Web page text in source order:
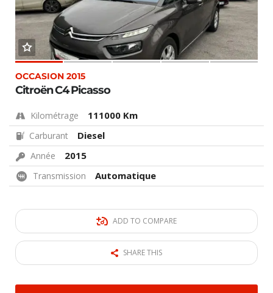
OCCASION 2015
Citroën C4 Picasso
Kilométrage 111000 Km
Carburant Diesel
Année 2015
Transmission Automatique
ADD TO COMPARE
SHARE THIS